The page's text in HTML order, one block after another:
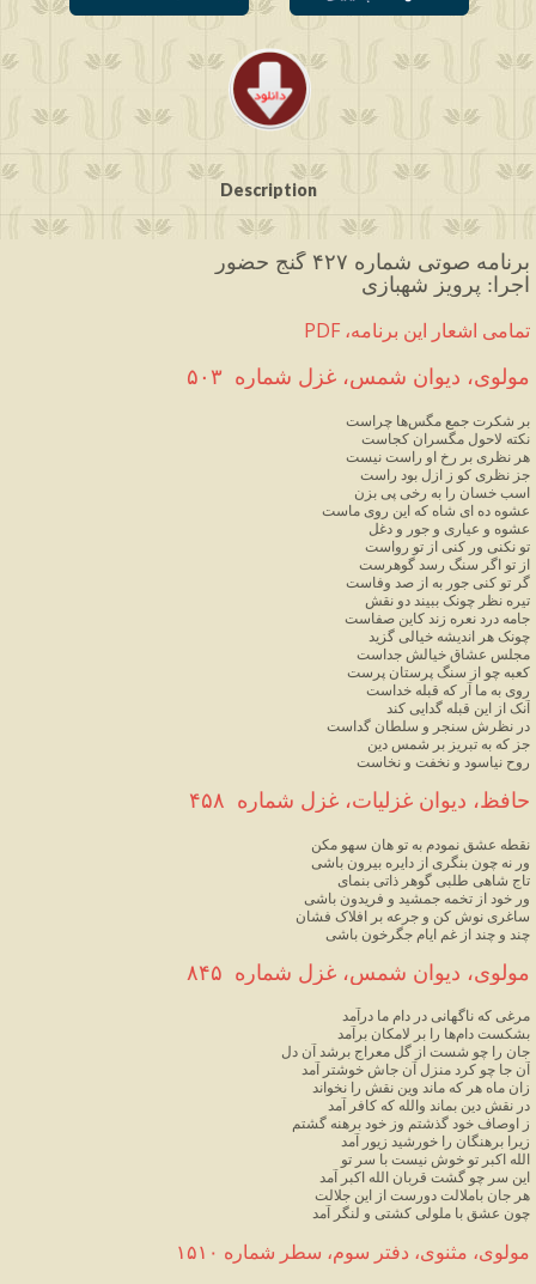
Description
برنامه صوتی شماره ۴۲۷ گنج حضور
اجرا: پرویز شهبازی
PDF ،تمامی اشعار این برنامه
مولوی، دیوان شمس، غزل شماره  ۵۰۳
بر شکرت جمع مگس‌ها چراست
نکته لاحول مگسران کجاست
هر نظری بر رخ او راست نیست
جز نظری کو ز ازل بود راست
اسب خسان را به رخی پی بزن
عشوه ده ای شاه که این روی ماست
عشوه و عیاری و جور و دغل
تو نکنی ور کنی از تو رواست
از تو اگر سنگ رسد گوهرست
گر تو کنی جور به از صد وفاست
تیره نظر چونک ببیند دو نقش
جامه درد نعره زند کاین صفاست
چونک هر اندیشه خیالی گزید
مجلس عشاق خیالش جداست
کعبه چو از سنگ پرستان پرست
روی به ما آر که قبله خداست
آنک از این قبله گدایی کند
در نظرش سنجر و سلطان گداست
جز که به تبریز بر شمس دین
روح نیاسود و نخفت و نخاست
حافظ، دیوان غزلیات، غزل شماره  ۴۵۸
نقطه عشق نمودم به تو هان سهو مکن
ور نه چون بنگری از دایره بیرون باشی
تاج شاهی طلبی گوهر ذاتی بنمای
ور خود از تخمه جمشید و فریدون باشی
ساغری نوش کن و جرعه بر افلاک فشان
چند و چند از غم ایام جگرخون باشی
مولوی، دیوان شمس، غزل شماره  ۸۴۵
مرغی که ناگهانی در دام ما درآمد
بشکست دام‌ها را بر لامکان برآمد
جان را چو شست از گل معراج برشد آن دل
آن جا چو کرد منزل آن جاش خوشتر آمد
زان ماه هر که ماند وین نقش را نخواند
در نقش دین بماند والله که کافر آمد
ز اوصاف خود گذشتم وز خود برهنه گشتم
زیرا برهنگان را خورشید زیور آمد
الله اکبر تو خوش نیست با سر تو
این سر چو گشت قربان الله اکبر آمد
هر جان باملالت دورست از این جلالت
چون عشق با ملولی کشتی و لنگر آمد
مولوی، مثنوی، دفتر سوم، سطر شماره ۱۵۱۰